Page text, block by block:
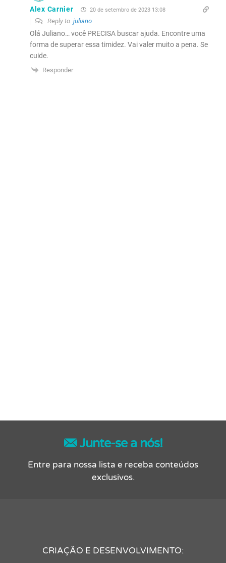
Alex Carnier 20 de setembro de 2023 13:08
Reply to juliano
Olá Juliano… você PRECISA buscar ajuda. Encontre uma
forma de superar essa timidez. Vai valer muito a pena. Se
cuide.
Responder
Junte-se a nós!
Entre para nossa lista e receba conteúdos
exclusivos.
CRIAÇÃO E DESENVOLVIMENTO: